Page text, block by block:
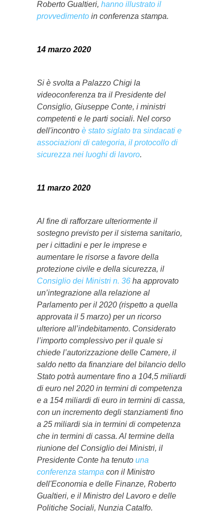
Roberto Gualtieri, hanno illustrato il
provvedimento in conferenza stampa.
14 marzo 2020
Si è svolta a Palazzo Chigi la
videoconferenza tra il Presidente del
Consiglio, Giuseppe Conte, i ministri
competenti e le parti sociali. Nel corso
dell'incontro è stato siglato tra sindacati e
associazioni di categoria, il protocollo di
sicurezza nei luoghi di lavoro.
11 marzo 2020
Al fine di rafforzare ulteriormente il
sostegno previsto per il sistema sanitario,
per i cittadini e per le imprese e
aumentare le risorse a favore della
protezione civile e della sicurezza, il
Consiglio dei Ministri n. 36 ha approvato
un’integrazione alla relazione al
Parlamento per il 2020 (rispetto a quella
approvata il 5 marzo) per un ricorso
ulteriore all’indebitamento. Considerato
l’importo complessivo per il quale si
chiede l’autorizzazione delle Camere, il
saldo netto da finanziare del bilancio dello
Stato potrà aumentare fino a 104,5 miliardi
di euro nel 2020 in termini di competenza
e a 154 miliardi di euro in termini di cassa,
con un incremento degli stanziamenti fino
a 25 miliardi sia in termini di competenza
che in termini di cassa. Al termine della
riunione del Consiglio dei Ministri, il
Presidente Conte ha tenuto una
conferenza stampa con il Ministro
dell'Economia e delle Finanze, Roberto
Gualtieri, e il Ministro del Lavoro e delle
Politiche Sociali, Nunzia Catalfo.